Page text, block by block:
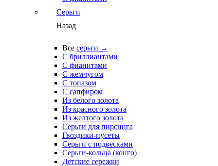
Серьги
Назад
Все серьги →
С бриллиантами
С фианитами
С жемчугом
С топазом
С сапфиром
Из белого золота
Из красного золота
Из желтого золота
Серьги для пирсинга
Гвоздики-пусеты
Серьги с подвесками
Серьги-кольца (конго)
Детские сережки